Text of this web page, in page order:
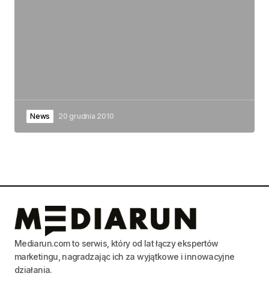
News 20 grudnia 2010
Mediarun.com to serwis, który od lat łączy ekspertów
marketingu, nagradzając ich za wyjątkowe i innowacyjne
działania.